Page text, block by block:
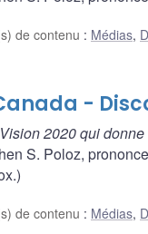
de contenu : Médias,
-
2020 qui
S. Poloz,
de contenu : Médias,